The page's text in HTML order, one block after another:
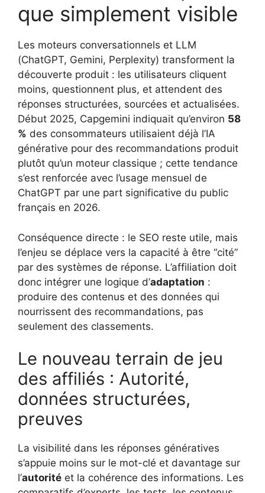
que simplement visible
Les moteurs conversationnels et LLM
(ChatGPT, Gemini, Perplexity) transforment la
découverte produit : les utilisateurs cliquent
moins, questionnent plus, et attendent des
réponses structurées, sourcées et actualisées.
Début 2025, Capgemini indiquait qu’environ 58
% des consommateurs utilisaient déjà l’IA
générative pour des recommandations produit
plutôt qu’un moteur classique ; cette tendance
s’est renforcée avec l’usage mensuel de
ChatGPT par une part significative du public
français en 2026.
Conséquence directe : le SEO reste utile, mais
l’enjeu se déplace vers la capacité à être “cité”
par des systèmes de réponse. L’affiliation doit
donc intégrer une logique d’adaptation :
produire des contenus et des données qui
nourrissent des recommandations, pas
seulement des classements.
Le nouveau terrain de jeu
des affiliés : Autorité,
données structurées,
preuves
La visibilité dans les réponses génératives
s’appuie moins sur le mot-clé et davantage sur
l’autorité et la cohérence des informations. Les